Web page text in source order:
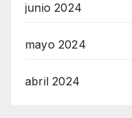
junio 2024
mayo 2024
abril 2024